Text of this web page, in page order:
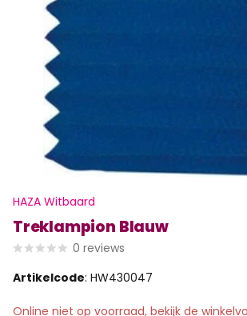
HAZA Witbaard
Treklampion Blauw
0 reviews
Artikelcode: HW430047
Online niet op voorraad, bekijk de